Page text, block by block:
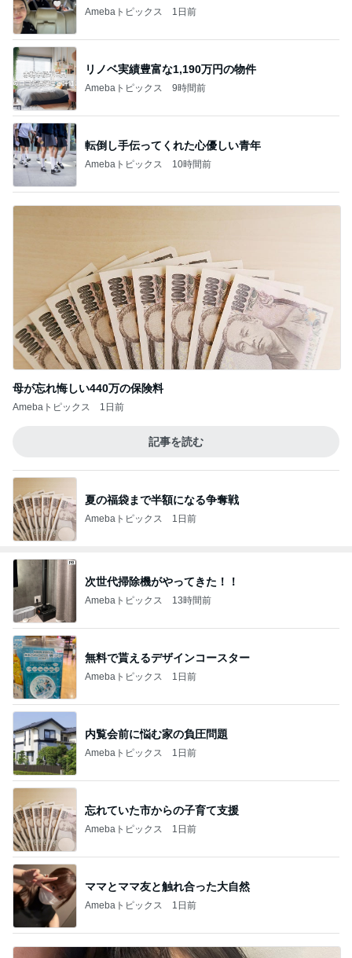
Amebaトピックス 1日前
リノベ実績豊富な1,190万円の物件
Amebaトピックス 9時間前
転倒し手伝ってくれた心優しい青年
Amebaトピックス 10時間前
母が忘れ悔しい440万の保険料
Amebaトピックス 1日前
記事を読む
夏の福袋まで半額になる争奪戦
Amebaトピックス 1日前
次世代掃除機がやってきた！！
Amebaトピックス 13時間前
無料で貰えるデザインコースター
Amebaトピックス 1日前
内覧会前に悩む家の負圧問題
Amebaトピックス 1日前
忘れていた市からの子育て支援
Amebaトピックス 1日前
ママとママ友と触れ合った大自然
Amebaトピックス 1日前